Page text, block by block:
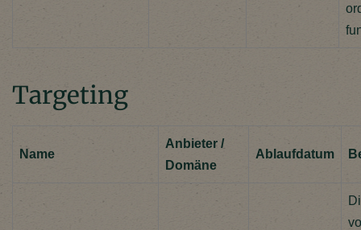
Targeting
Name
Anbieter /
Domäne
Ablaufdatum